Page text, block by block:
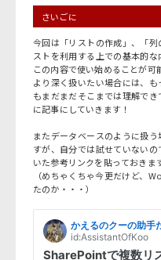
さいごに
今回は「リストの作成」、「
ストを利用する上での基本的
この内容で使い始めることが可
より深く扱いたい場合には、
もまだまだそこまでは理解で
に記事にしていきます！
またデータベースのように扱
すが、自分では試せていない
いた参考リンクを貼っておきます
（めちゃくちゃ今更だけど、
たのか・・・）